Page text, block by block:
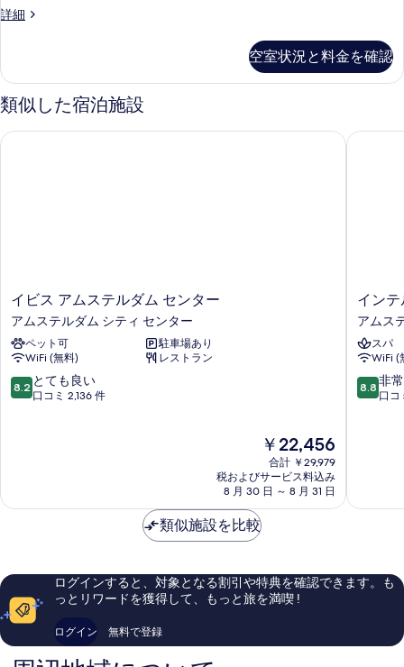
詳細
客
細
空室状況と料金を確認
類似した宿泊施設
イ
ビ
ス
ア
ム
ス
テ
ー
テ
ダ
ム
イビス アムステルダム センター
アムステルダム シティ センター
ペット可
駐車場あり
WiFi (無料)
レストラン
10
段
良
ミ
件
件
8.2 とても良い
口コミ 2,136 件
現
在
の
料
金
は
￥22,456
￥22,456
合計 ￥29,979
税およびサービス料込み
8 月 30 日 ～ 8 月 31 日
イビス アムステルダム センター
イ
ン
テ
ル
ホ
テ
ル
ダ
タ
ー
イン
アムス
スパ
WiFi (
10
段
良
ミ
1,374
8.8 非
口コ
インテ
類似施設を比較
ログインすると、対象となる割引や特典を確認できます。も
っとリワードを獲得して、もっと旅を満喫 !
ログイン 無料で登録